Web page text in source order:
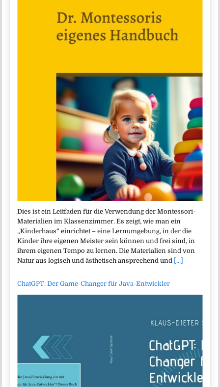
Dies ist ein Leitfaden für die Verwendung der Montessori-
Materialien im Klassenzimmer. Es zeigt, wie man ein
„Kinderhaus“ einrichtet – eine Lernumgebung, in der die
Kinder ihre eigenen Meister sein können und frei sind, in
ihrem eigenen Tempo zu lernen. Die Materialien sind von
Natur aus logisch und ästhetisch ansprechend und [...]
ChatGPT: Der Game-Changer für Java-Entwickler